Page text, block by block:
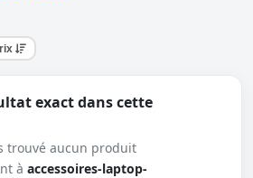
exact dans cette
trouvé aucun produit
à accessoires-laptop-